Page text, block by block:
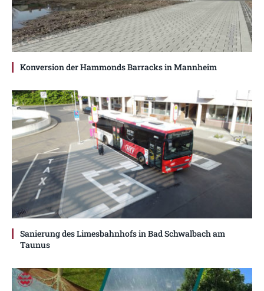
Konversion der Hammonds Barracks in Mannheim
Sanierung des Limesbahnhofs in Bad Schwalbach am
Taunus